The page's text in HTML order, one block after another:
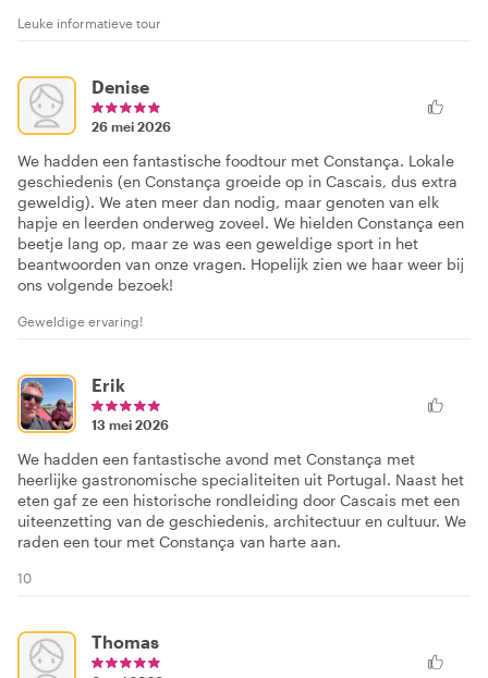
Leuke informatieve tour
Denise
26 mei 2026
We hadden een fantastische foodtour met Constança. Lokale
geschiedenis (en Constança groeide op in Cascais, dus extra
geweldig). We aten meer dan nodig, maar genoten van elk
hapje en leerden onderweg zoveel. We hielden Constança een
beetje lang op, maar ze was een geweldige sport in het
beantwoorden van onze vragen. Hopelijk zien we haar weer bij
ons volgende bezoek!
Geweldige ervaring!
Erik
13 mei 2026
We hadden een fantastische avond met Constança met
heerlijke gastronomische specialiteiten uit Portugal. Naast het
eten gaf ze een historische rondleiding door Cascais met een
uiteenzetting van de geschiedenis, architectuur en cultuur. We
raden een tour met Constança van harte aan.
10
Thomas